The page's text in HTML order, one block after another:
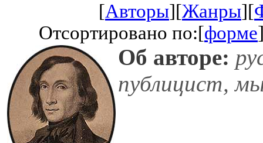
[Авторы][Жанры][
Отсортировано по:[форме
Об авторе:
публицист,